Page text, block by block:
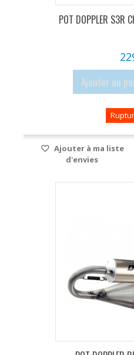
POT DOPPLER S3R
Ajouter au
Ajouter à ma liste
d'envies